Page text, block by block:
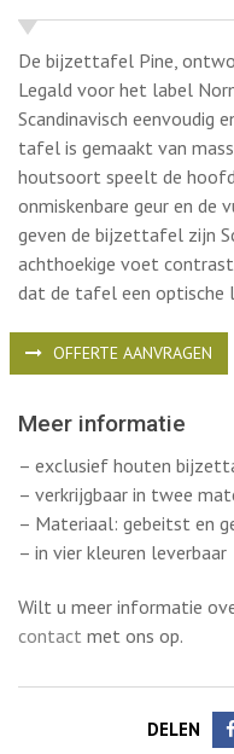
De bijzettafel Pine,
Legald voor het label
Scandinavisch eenvoudig
tafel is gemaakt van
houtsoort speelt de
onmiskenbare geur en de
geven de bijzettafel zijn
achthoekige voet
dat de tafel een optische
OFFERTE AANVRAGEN
Meer informatie
– exclusief houten
– verkrijgbaar in twee
– Materiaal: gebeitst en
– in vier kleuren leverbaar
Wilt u meer informatie
contact met ons op.
DELEN